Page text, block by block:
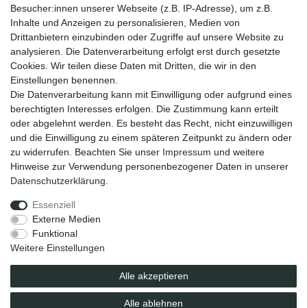
Zahlungsmöglichkeiten
Versandinformationen
Kontakt
Wiederverkäufer / Händler
Social Media
Facebook
Instagram
Unsere Vorteile
kostenloser Versand ab 70 EUR
30 Tage Rückgaberecht
Besucher:innen unserer Webseite (z.B. IP-Adresse), um z.B.
Inhalte und Anzeigen zu personalisieren, Medien von
Drittanbietern einzubinden oder Zugriffe auf unsere Website zu
analysieren. Die Datenverarbeitung erfolgt erst durch gesetzte
Cookies. Wir teilen diese Daten mit Dritten, die wir in den
Einstellungen benennen.
Die Datenverarbeitung kann mit Einwilligung oder aufgrund eines
berechtigten Interesses erfolgen. Die Zustimmung kann erteilt
oder abgelehnt werden. Es besteht das Recht, nicht einzuwilligen
und die Einwilligung zu einem späteren Zeitpunkt zu ändern oder
zu widerrufen. Beachten Sie unser Impressum und weitere
Hinweise zur Verwendung personenbezogener Daten in unserer
Daten­schutz­erklärung
Essenziell
Externe Medien
Funktional
Weitere Einstellungen
Alle akzeptieren
Alle ablehnen
Impressum
Vertrag widerrufen